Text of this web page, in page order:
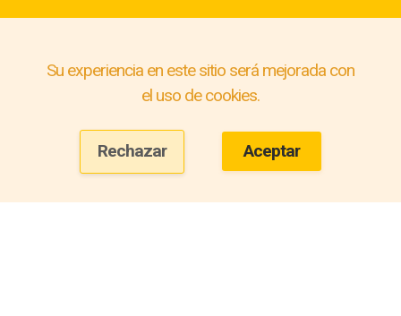
Su experiencia en este sitio será mejorada con
el uso de cookies.
Rechazar Aceptar